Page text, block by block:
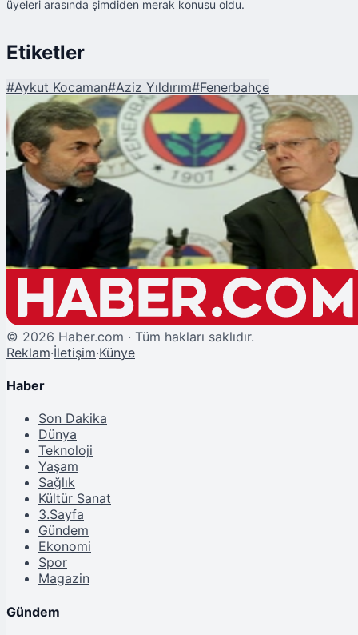
üyeleri arasında şimdiden merak konusu oldu.
Etiketler
#Aykut Kocaman#Aziz Yıldırım#Fenerbahçe
Şu An Okunan
Aziz Yıldırım'ın A Planı Değişiyor mu? Aykut Kocaman ve Van Bommel
Sürprizi!
© 2026 Haber.com · Tüm hakları saklıdır.
Reklam·İletişim·Künye
Haber
Son Dakika
Dünya
Teknoloji
Yaşam
Sağlık
Kültür Sanat
3.Sayfa
Gündem
Ekonomi
Spor
Magazin
Gündem